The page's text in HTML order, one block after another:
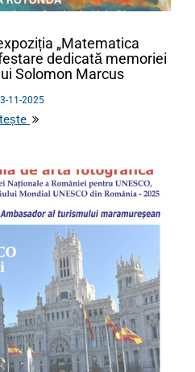
„Matematica
dedicată memoriei
Solomon Marcus
11-2025